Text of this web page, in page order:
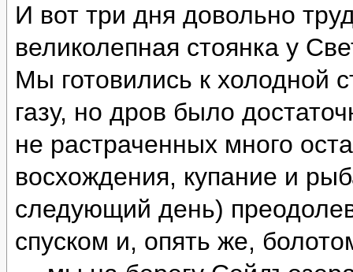
И вот три дня довольно
великолепная стоянка у
Мы готовились к холодной
газу, но дров было
не растраченных много
восхождения, купание и
следующий день)
спуском и, опять же,